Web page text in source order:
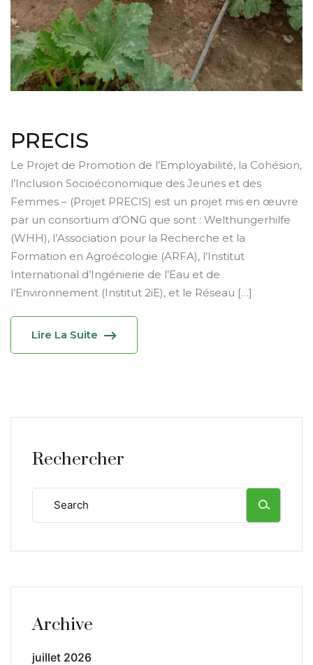
PRECIS
Le Projet de Promotion de l’Employabilité, la Cohésion,
l’Inclusion Socioéconomique des Jeunes et des
Femmes – (Projet PRECIS) est un projet mis en œuvre
par un consortium d’ONG que sont : Welthungerhilfe
(WHH), l’Association pour la Recherche et la
Formation en Agroécologie (ARFA), l’Institut
International d’Ingénierie de l’Eau et de
l’Environnement (Institut 2iE), et le Réseau […]
Lire La Suite
Rechercher
Archive
juillet 2026